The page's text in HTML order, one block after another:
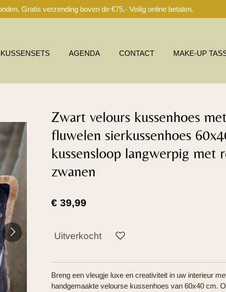
Gratis verzending boven de €75,- Veilig online betalen.
KUSSENSETS AGENDA CONTACT MAKE-UP
Zwart velours kussenhoes
fluwelen sierkussenhoes
kussensloop langwerpig met
zwanen
€ 39,99
Uitverkocht
Breng een vleugje luxe en creativiteit in uw interieur
handgemaakte velourse kussenhoes van 60x40 cm.